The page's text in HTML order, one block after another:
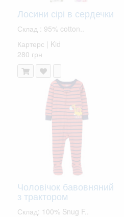
Лосини сірі в сердечки
Склад : 95% cotton..
Картерс | Kid
280 грн
Чоловічок бавовняний
з трактором
Склад: 100% Snug F..